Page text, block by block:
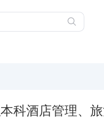
科酒店管理、